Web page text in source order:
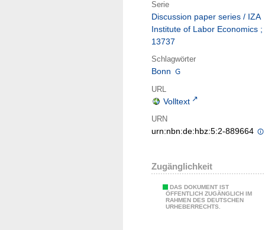
Serie
Discussion paper series / IZA
Institute of Labor Economics ;
13737
Schlagwörter
Bonn
URL
Volltext
URN
urn:nbn:de:hbz:5:2-889664
Zugänglichkeit
DAS DOKUMENT IST
ÖFFENTLICH ZUGÄNGLICH IM
RAHMEN DES DEUTSCHEN
URHEBERRECHTS.